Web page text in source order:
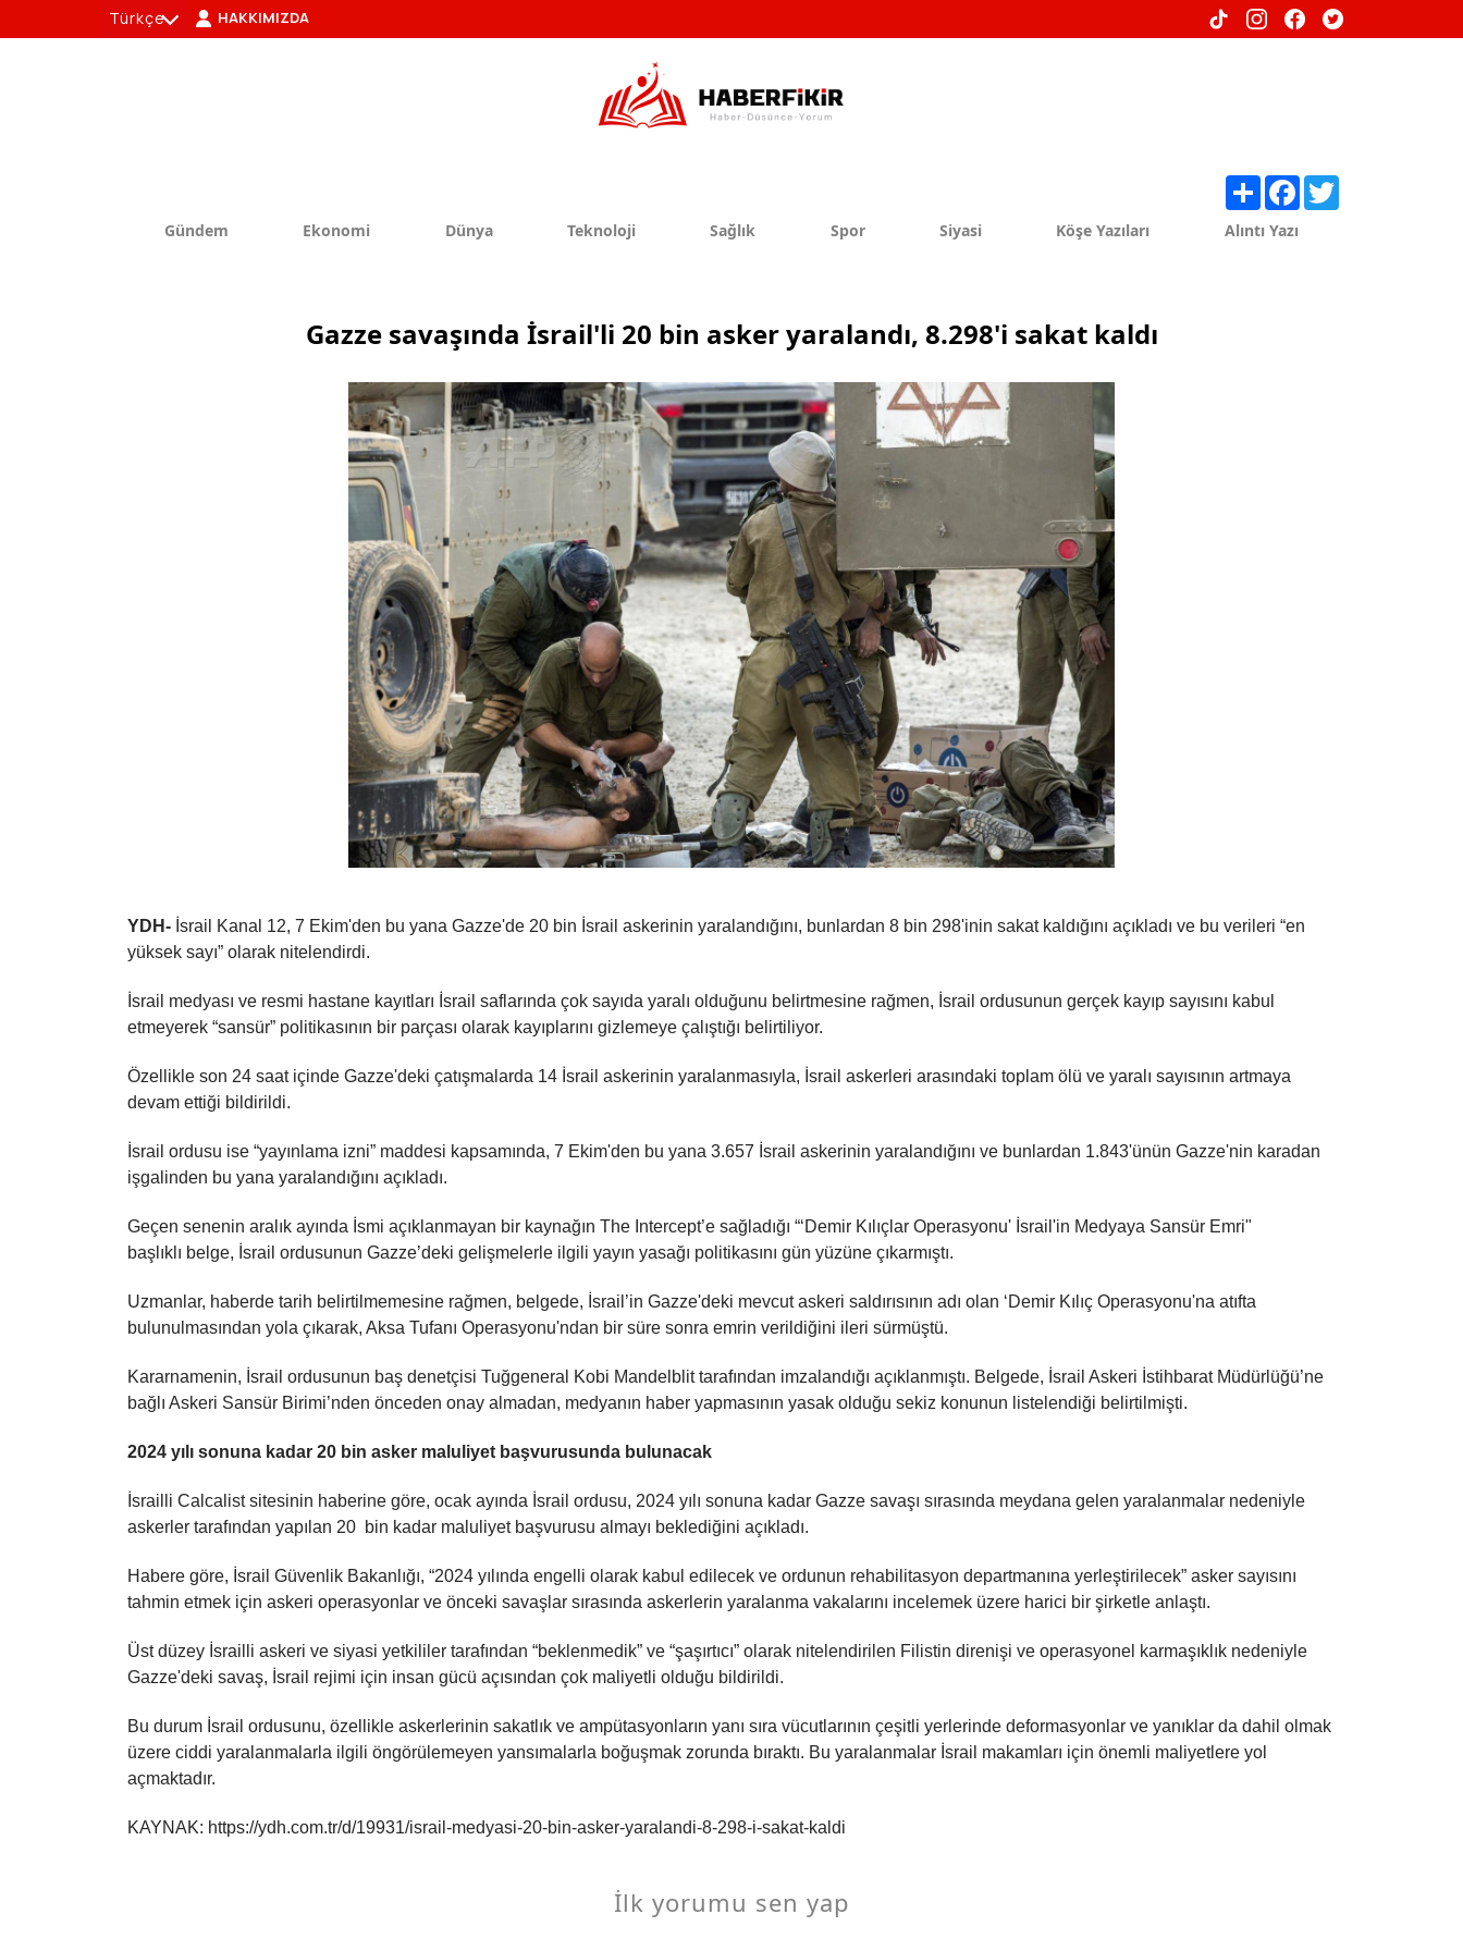
Gündem Ekonomi Dünya Teknoloji Sağlık Spor Siyasi Köşe Yazıları Alıntı Yazı
Gazze savaşında İsrail'li 20 bin asker yaralandı, 8.298'i sakat kaldı
YDH- İsrail Kanal 12, 7 Ekim'den bu yana Gazze'de 20 bin İsrail askerinin yaralandığını, bunlardan 8 bin 298'inin sakat kaldığını açıkladı ve bu verileri “en
yüksek sayı” olarak nitelendirdi.
İsrail medyası ve resmi hastane kayıtları İsrail saflarında çok sayıda yaralı olduğunu belirtmesine rağmen, İsrail ordusunun gerçek kayıp sayısını kabul
etmeyerek “sansür” politikasının bir parçası olarak kayıplarını gizlemeye çalıştığı belirtiliyor.
Özellikle son 24 saat içinde Gazze'deki çatışmalarda 14 İsrail askerinin yaralanmasıyla, İsrail askerleri arasındaki toplam ölü ve yaralı sayısının artmaya
devam ettiği bildirildi.
İsrail ordusu ise “yayınlama izni” maddesi kapsamında, 7 Ekim'den bu yana 3.657 İsrail askerinin yaralandığını ve bunlardan 1.843'ünün Gazze'nin karadan
işgalinden bu yana yaralandığını açıkladı.
Geçen senenin aralık ayında İsmi açıklanmayan bir kaynağın The Intercept’e sağladığı “‘Demir Kılıçlar Operasyonu' İsrail'in Medyaya Sansür Emri"
başlıklı belge, İsrail ordusunun Gazze’deki gelişmelerle ilgili yayın yasağı politikasını gün yüzüne çıkarmıştı.
Uzmanlar, haberde tarih belirtilmemesine rağmen, belgede, İsrail’in Gazze'deki mevcut askeri saldırısının adı olan ‘Demir Kılıç Operasyonu'na atıfta
bulunulmasından yola çıkarak, Aksa Tufanı Operasyonu'ndan bir süre sonra emrin verildiğini ileri sürmüştü.
Kararnamenin, İsrail ordusunun baş denetçisi Tuğgeneral Kobi Mandelblit tarafından imzalandığı açıklanmıştı. Belgede, İsrail Askeri İstihbarat Müdürlüğü’ne
bağlı Askeri Sansür Birimi’nden önceden onay almadan, medyanın haber yapmasının yasak olduğu sekiz konunun listelendiği belirtilmişti.
2024 yılı sonuna kadar 20 bin asker maluliyet başvurusunda bulunacak
İsrailli Calcalist sitesinin haberine göre, ocak ayında İsrail ordusu, 2024 yılı sonuna kadar Gazze savaşı sırasında meydana gelen yaralanmalar nedeniyle
askerler tarafından yapılan 20 bin kadar maluliyet başvurusu almayı beklediğini açıkladı.
Habere göre, İsrail Güvenlik Bakanlığı, “2024 yılında engelli olarak kabul edilecek ve ordunun rehabilitasyon departmanına yerleştirilecek” asker sayısını
tahmin etmek için askeri operasyonlar ve önceki savaşlar sırasında askerlerin yaralanma vakalarını incelemek üzere harici bir şirketle anlaştı.
Üst düzey İsrailli askeri ve siyasi yetkililer tarafından “beklenmedik” ve “şaşırtıcı” olarak nitelendirilen Filistin direnişi ve operasyonel karmaşıklık nedeniyle
Gazze'deki savaş, İsrail rejimi için insan gücü açısından çok maliyetli olduğu bildirildi.
Bu durum İsrail ordusunu, özellikle askerlerinin sakatlık ve ampütasyonların yanı sıra vücutlarının çeşitli yerlerinde deformasyonlar ve yanıklar da dahil olmak
üzere ciddi yaralanmalarla ilgili öngörülemeyen yansımalarla boğuşmak zorunda bıraktı. Bu yaralanmalar İsrail makamları için önemli maliyetlere yol
açmaktadır.
KAYNAK: https://ydh.com.tr/d/19931/israil-medyasi-20-bin-asker-yaralandi-8-298-i-sakat-kaldi
İlk yorumu sen yap
Share Facebook
Türkçe
HAKKIMIZDA